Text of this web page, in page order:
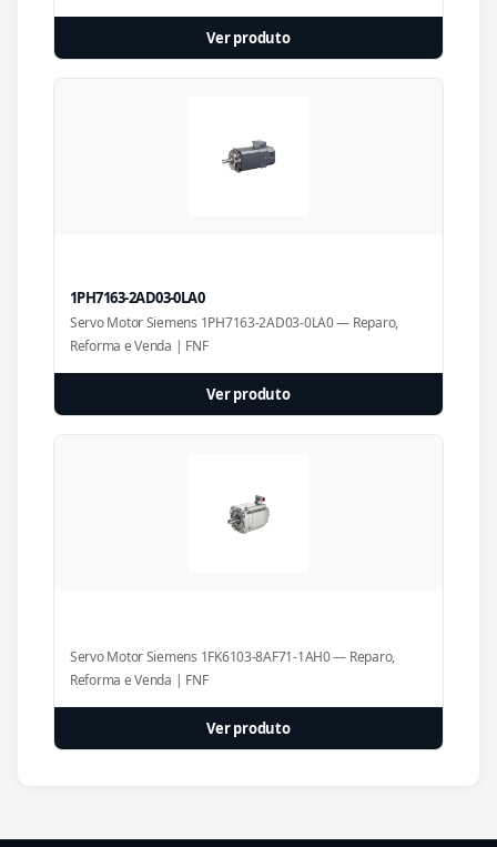
Ver produto
1PH7163-2AD03-0LA0
Servo Motor Siemens 1PH7163-2AD03-0LA0 — Reparo,
Reforma e Venda | FNF
Ver produto
Servo Motor Siemens 1FK6103-8AF71-1AH0 — Reparo,
Reforma e Venda | FNF
Ver produto